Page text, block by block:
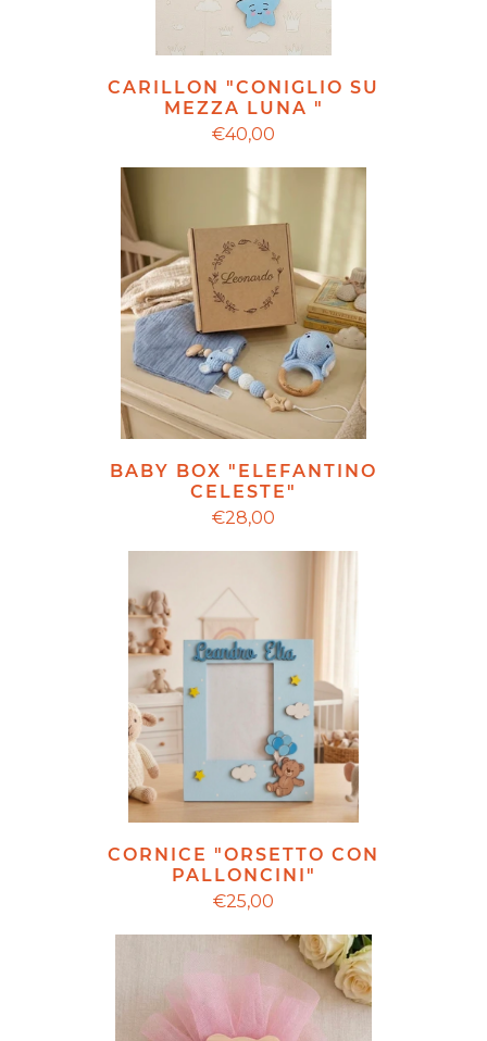
CARILLON "CONIGLIO SU
MEZZA LUNA "
€40,00
BABY BOX "ELEFANTINO
CELESTE"
€28,00
CORNICE "ORSETTO CON
PALLONCINI"
€25,00